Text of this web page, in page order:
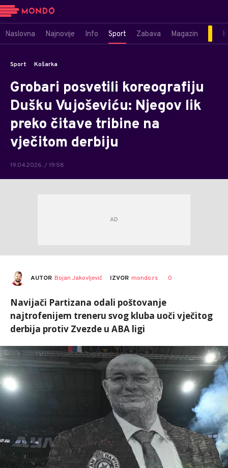
Naslovna Najnovije Info Sport Zabava Magazin
Sport Košarka
Grobari posvetili koreografiju
Dušku Vujoševiću: Njegov lik
preko čitave tribine na
vječitom derbiju
19.04.2026. / 19:58
AUTOR Bojan Jakovljević IZVOR mondo.rs 0
Navijači Partizana odali poštovanje
najtrofenijem treneru svog kluba uoči vječitog
derbija protiv Zvezde u ABA ligi